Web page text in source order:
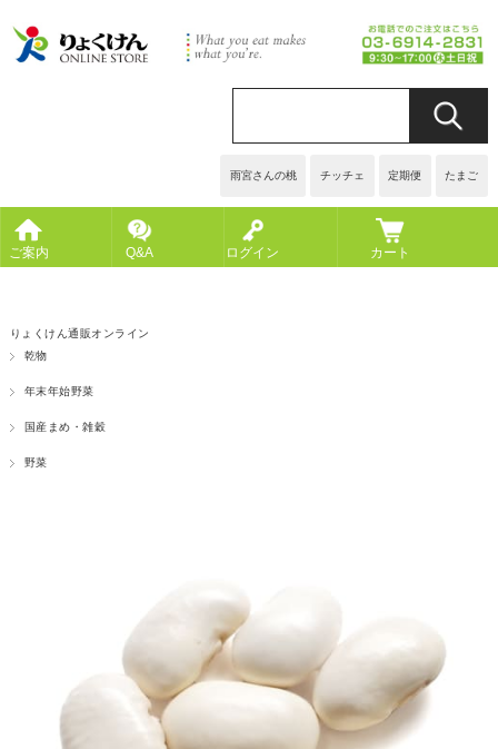
雨宮さんの桃 チッチェ 定期便 たまご
ご案内 Q&A ログイン カート
りょくけん通販オンライン
乾物
年末年始野菜
国産まめ・雑穀
野菜